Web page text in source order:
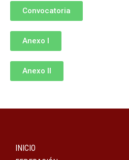
Convocatoria
Anexo I
Anexo II
INICIO